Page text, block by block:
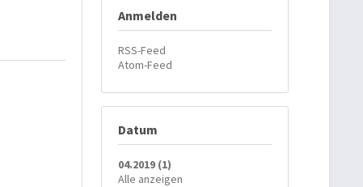
Anmelden
RSS-Feed
Atom-Feed
Datum
04.2019 (1)
Alle anzeigen